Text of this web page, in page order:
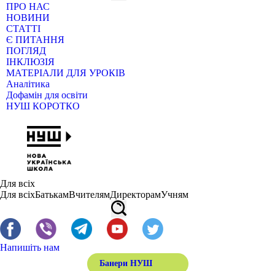
ПРО НАС
НОВИНИ
СТАТТІ
Є ПИТАННЯ
ПОГЛЯД
ІНКЛЮЗІЯ
МАТЕРІАЛИ ДЛЯ УРОКІВ
Аналітика
Дофамін для освіти
НУШ КОРОТКО
Для всіх
Для всіхБатькамВчителямДиректорамУчням
Напишіть нам
Банери НУШ